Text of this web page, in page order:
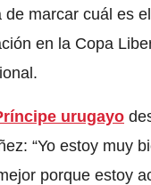
de marcar cuál es
en la Copa
urugayo
“Yo estoy muy
porque estoy